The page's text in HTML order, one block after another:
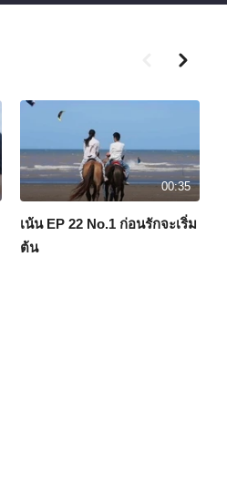
00:35
เน้น EP 22 No.1 ก่อนรักจะเริ่ม
ต้น